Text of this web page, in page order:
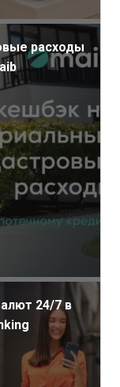
расходы
24/7 в